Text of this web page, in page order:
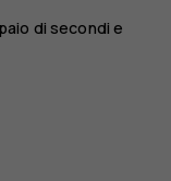
di secondi e